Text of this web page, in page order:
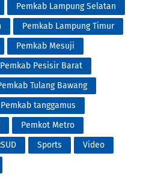
Pemkab Lampung Selatan
Pemkab Lampung Timur
Pemkab Mesuji
Pemkab Pesisir Barat
Tulang Bawang
Pemkab tanggamus
Pemkot Metro
Sports
Video